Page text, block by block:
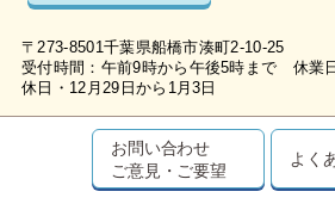
〒273-8501千葉県船橋市湊町2-10-25
受付時間：午前9時から午後5時まで 休業
休日・12月29日から1月3日
お問い合わせ
ご意見・ご要望
よく